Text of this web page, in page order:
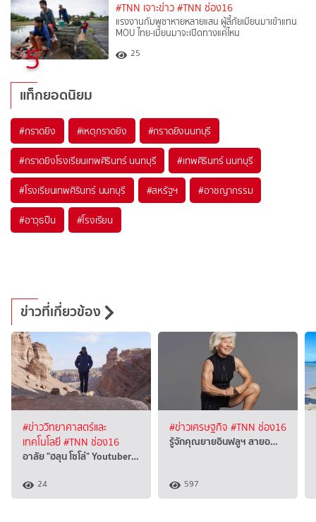
5
#TNN เจาะข่าว #TNN ช่อง16
แรงงานกัมพูชาหายหลายแสน ผู้ลี้ภัยเมียนมาเข้าแทน
MOU ไทย-เมียนมาจะเปิดทางแค่ไหน
25
แท็กยอดนิยม
#กราดยิง #เหตุกราดยิง #กราดยิงนนทบุรี
#กราดยิงโรงเรียนเทพศิรินทร์ นนทบุรี #เทพศิรินทร์ นนทบุรี
#โรงเรียนเทพศิรินทร์ นนทบุรี #สหรัฐฯ #อาชญากรรม
#อาวุธปืน #โรงเรียน
ข่าวที่เกี่ยวข้อง
#ข่าววิทยาศาสตร์และ
เทคโนโลยี#TNN ช่อง16
อาลัย "ฮลุน โซโล่" Youtuber…
24
#ข่าวเศรษฐกิจ #TNN ช่อง16
รู้จักคุณยายอินฟลูฯ สายอ…
597